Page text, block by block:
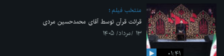
۰۱:۴۱
منتخب فیلم
قرائت قرآن توسط آقای محمدحسین مردی
۱۳ /مرداد/ ۱۴۰۵